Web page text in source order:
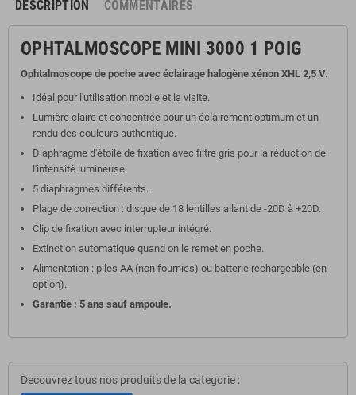
DESCRIPTION COMMENTAIRES
OPHTALMOSCOPE MINI 3000 1 POIG
Ophtalmoscope de poche avec éclairage halogène xénon XHL 2,5 V.
Idéal pour l'utilisation mobile et la visite.
Lumière claire et concentrée pour un éclairement optimum et un
rendu des couleurs authentique.
Diaphragme d'étoile de fixation avec filtre gris pour la réduction de
l'intensité lumineuse.
5 diaphragmes différents.
Plage de correction : disque de 18 lentilles allant de -20D à +20D.
Clip de fixation avec interrupteur intégré.
Extinction automatique quand on le remet en poche.
Alimentation : piles AA (non fournies) ou batterie rechargeable (en
option).
Garantie : 5 ans sauf ampoule.
Decouvrez tous nos produits de la categorie :